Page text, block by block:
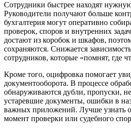
Сотрудники быстрее находят
Руководители получают больше
бухгалтерия могут оперативно
проверок, споров и внутренних
достают из коробок и шкафов,
сохраняются. Снижается
сотрудников, которые «помнят, где
Кроме того, оцифровка помогает
документооборота. В процессе
обнаруживаются дубли, пропуски,
устаревшие документы, ошибки в
важных приложений. Лучше узнать
момент проверки или судебного